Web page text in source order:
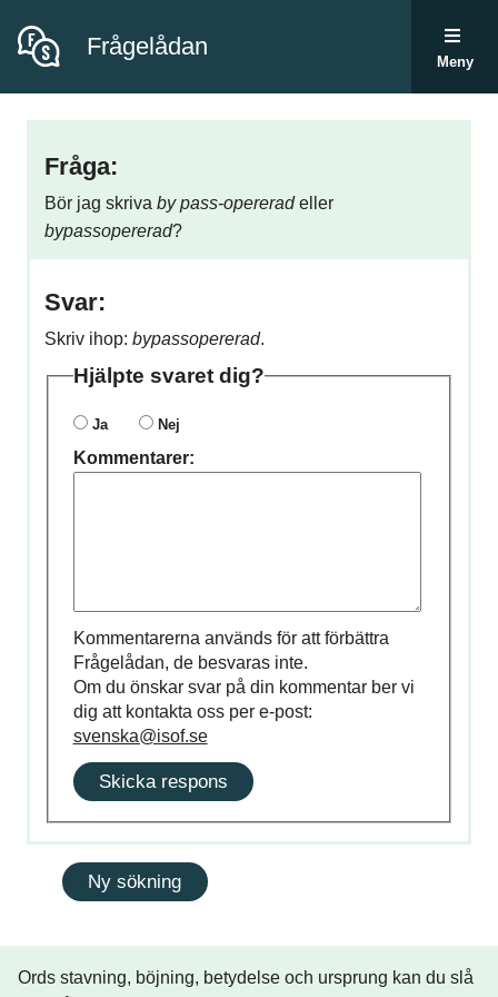
Frågelådan
Meny
Fråga:
Bör jag skriva by pass-opereradeller
bypassopererad?
Svar:
Skriv ihop: bypassopererad.
Hjälpte svaret dig?
Ja Nej
Kommentarer:
Kommentarerna används för att förbättra
Frågelådan, de besvaras inte.
Om du önskar svar på din kommentar ber vi
dig att kontakta oss per e-post:
svenska@isof.se
Skicka respons
Ords stavning, böjning, betydelse och ursprung kan du slå